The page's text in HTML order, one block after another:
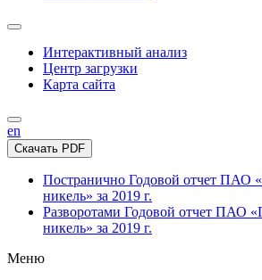
Интерактивный анализ
Центр загрузки
Карта сайта
en
Скачать PDF
Постранично Годовой отчет ПАО
никель» за 2019 г.
Разворотами Годовой отчет ПАО
никель» за 2019 г.
Меню